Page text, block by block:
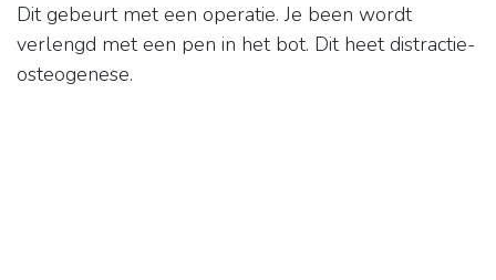
Dit gebeurt met een operatie. Je been wordt
verlengd met een pen in het bot. Dit heet distractie-
osteogenese.